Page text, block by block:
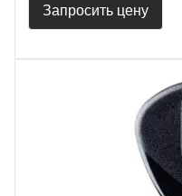
Запросить цену